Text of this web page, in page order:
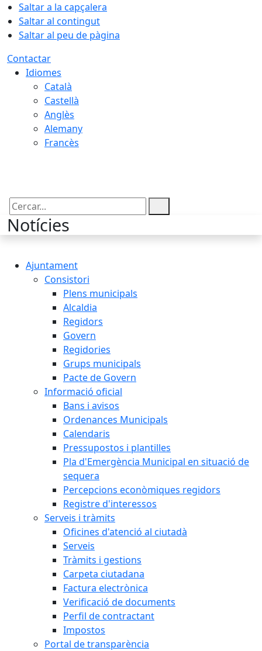
Saltar a la capçalera
Saltar al contingut
Saltar al peu de pàgina
Contactar
Idiomes
Català
Castellà
Anglès
Alemany
Francès
Cercar:
Notícies
Ajuntament
Consistori
Plens municipals
Alcaldia
Regidors
Govern
Regidories
Grups municipals
Pacte de Govern
Informació oficial
Bans i avisos
Ordenances Municipals
Calendaris
Pressupostos i plantilles
Pla d'Emergència Municipal en situació de
sequera
Percepcions econòmiques regidors
Registre d'interessos
Serveis i tràmits
Oficines d'atenció al ciutadà
Serveis
Tràmits i gestions
Carpeta ciutadana
Factura electrònica
Verificació de documents
Perfil de contractant
Impostos
Portal de transparència